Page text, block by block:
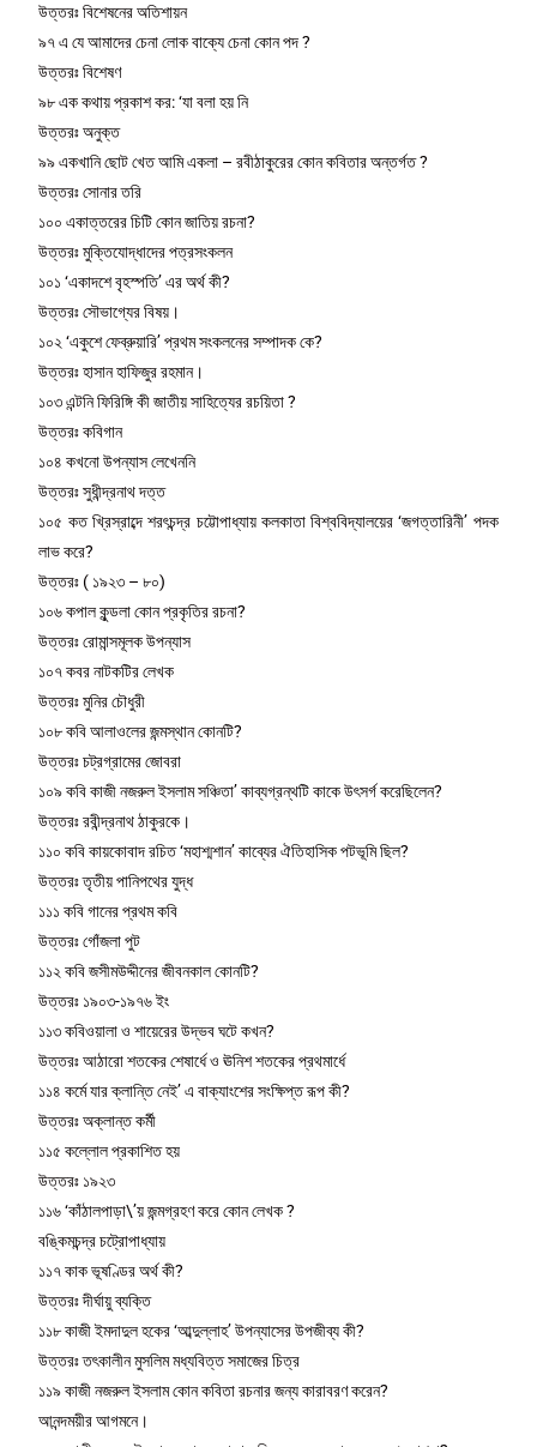
উত্তরঃ বিশেষনের অতিশায়ন
৯৭ এ যে আমাদের চেনা লোক বাক্যে চেনা কোন পদ ?
উত্তরঃ বিশেষণ
৯৮ এক কথায় প্রকাশ কর: ‘যা বলা হয় নি
উত্তরঃ অনুক্ত
৯৯ একখানি ছোট খেত আমি একলা – রবীঠাকুরের কোন কবিতার অন্তর্গত ?
উত্তরঃ সোনার তরি
১০০ একাত্তরের চিটি কোন জাতিয় রচনা?
উত্তরঃ মুক্তিযোদ্ধাদের পত্রসংকলন
১০১ ‘একাদশে বৃহস্পতি’ এর অর্থ কী?
উত্তরঃ সৌভাগ্যের বিষয়।
১০২ ‘একুশে ফেব্রুয়ারি’ প্রথম সংকলনের সম্পাদক কে?
উত্তরঃ হাসান হাফিজুর রহমান।
১০৩ এন্টনি ফিরিঙ্গি কী জাতীয় সাহিত্যের রচয়িতা ?
উত্তরঃ কবিগান
১০৪ কখনো উপন্যাস লেখেননি
উত্তরঃ সুধীন্দ্রনাথ দত্ত
১০৫ কত খ্রিস্রাব্দে শরৎচন্দ্র চট্টোপাধ্যায় কলকাতা বিশ্ববিদ্যালয়ের ‘জগত্তারিনী’ পদক
লাভ করে?
উত্তরঃ ( ১৯২৩ – ৮০)
১০৬ কপাল কুন্ডলা কোন প্রকৃতির রচনা?
উত্তরঃ রোমান্সমূলক উপন্যাস
১০৭ কবর নাটকটির লেখক
উত্তরঃ মুনির চৌধুরী
১০৮ কবি আলাওলের জন্মস্থান কোনটি?
উত্তরঃ চট্রগ্রামের জোবরা
১০৯ কবি কাজী নজরুল ইসলাম সঞ্চিতা’ কাব্যগ্রন্থটি কাকে উৎসর্গ করেছিলেন?
উত্তরঃ রবীন্দ্রনাথ ঠাকুরকে।
১১০ কবি কায়কোবাদ রচিত ‘মহাশ্মশান’ কাব্যের ঐতিহাসিক পটভূমি ছিল?
উত্তরঃ তৃতীয় পানিপথের যুদ্ধ
১১১ কবি গানের প্রথম কবি
উত্তরঃ গোঁজলা পুট
১১২ কবি জসীমউদ্দীনের জীবনকাল কোনটি?
উত্তরঃ ১৯০৩-১৯৭৬ ইং
১১৩ কবিওয়ালা ও শায়েরের উদ্ভব ঘটে কখন?
উত্তরঃ আঠারো শতকের শেষার্ধে ও ঊনিশ শতকের প্রথমার্ধে
১১৪ কর্মে যার ক্লান্তি নেই’ এ বাক্যাংশের সংক্ষিপ্ত রূপ কী?
উত্তরঃ অক্লান্ত কর্মী
১১৫ কল্লোল প্রকাশিত হয়
উত্তরঃ ১৯২৩
১১৬ ‘কাঁঠালপাড়া\’য় জন্মগ্রহণ করে কোন লেখক ?
বঙ্কিমচন্দ্র চট্রোপাধ্যায়
১১৭ কাক ভূষণ্ডির অর্থ কী?
উত্তরঃ দীর্ঘায়ু ব্যক্তি
১১৮ কাজী ইমদাদুল হকের ‘আব্দুল্লাহ’ উপন্যাসের উপজীব্য কী?
উত্তরঃ তৎকালীন মুসলিম মধ্যবিত্ত সমাজের চিত্র
১১৯ কাজী নজরুল ইসলাম কোন কবিতা রচনার জন্য কারাবরণ করেন?
আনন্দময়ীর আগমনে।